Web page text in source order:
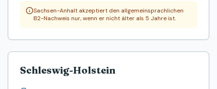
Sachsen-Anhalt akzeptiert den allgemeinsprachlichen
B2-Nachweis nur, wenn er nicht älter als 5 Jahre ist.
Schleswig-Holstein